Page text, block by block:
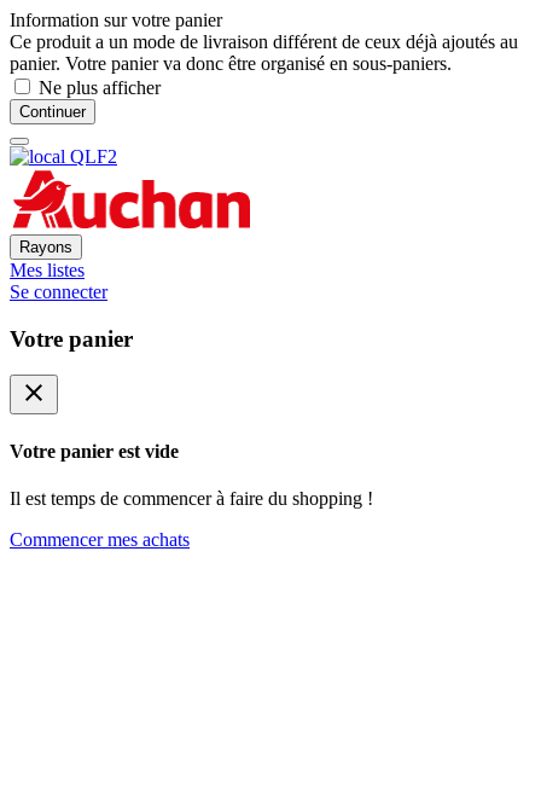
Information sur votre panier
Ce produit a un mode de livraison différent de ceux déjà ajoutés au
panier. Votre panier va donc être organisé en sous-paniers.
Ne plus afficher
Continuer
Rayons
Mes listes
Se connecter
Votre panier
close
Votre panier est vide
Il est temps de commencer à faire du shopping !
Commencer mes achats